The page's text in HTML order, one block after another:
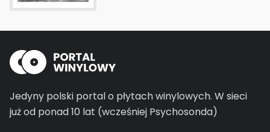
Jedyny polski portal o płytach winylowych. W sieci
już od ponad 10 lat (wcześniej Psychosonda)